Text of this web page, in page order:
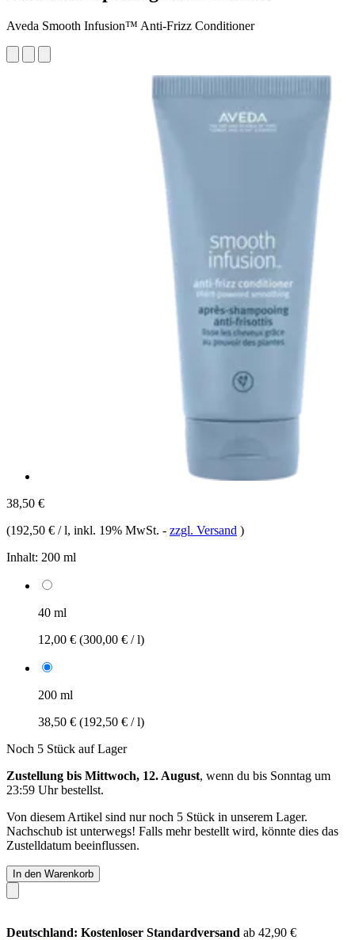
Aveda Smooth Infusion™ Anti-Frizz Conditioner
38,50 €
(192,50 € / l, inkl. 19% MwSt. - zzgl. Versand )
Inhalt: 200 ml
40 ml
12,00 € (300,00 € / l)
200 ml
38,50 € (192,50 € / l)
Noch 5 Stück auf Lager
Zustellung bis Mittwoch, 12. August, wenn du bis Sonntag um
23:59 Uhrbestellst.
Von diesem Artikel sind nur noch 5 Stück in unserem Lager.
Nachschub ist unterwegs! Falls mehr bestellt wird, könnte dies das
Zustelldatum beeinflussen.
In den Warenkorb
Deutschland: Kostenloser Standardversand ab 42,90 €